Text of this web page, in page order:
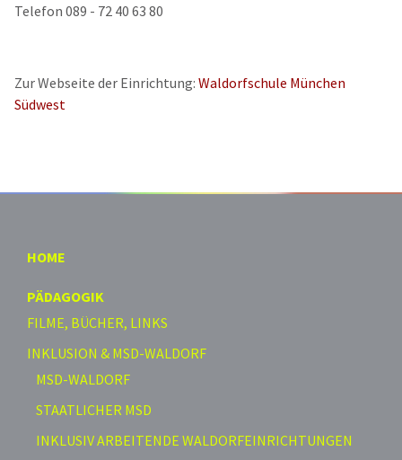
Telefon 089 - 72 40 63 80
Zur Webseite der Einrichtung: Waldorfschule München
Südwest
HOME
PÄDAGOGIK
FILME, BÜCHER, LINKS
INKLUSION & MSD-WALDORF
MSD-WALDORF
STAATLICHER MSD
INKLUSIV ARBEITENDE WALDORFEINRICHTUNGEN